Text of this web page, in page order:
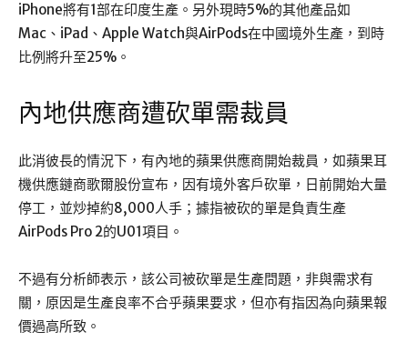
iPhone將有1部在印度生產。另外現時5%的其他產品如
Mac、iPad、Apple Watch與AirPods在中國境外生產，到時
比例將升至25%。
內地供應商遭砍單需裁員
此消彼長的情況下，有內地的蘋果供應商開始裁員，如蘋果耳
機供應鏈商歌爾股份宣布，因有境外客戶砍單，日前開始大量
停工，並炒掉約8,000人手；據指被砍的單是負責生產
AirPods Pro 2的U01項目。
不過有分析師表示，該公司被砍單是生產問題，非與需求有
關，原因是生產良率不合乎蘋果要求，但亦有指因為向蘋果報
價過高所致。